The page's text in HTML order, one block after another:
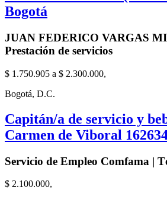
Bogotá
JUAN FEDERICO VARGAS
Prestación de servicios
$ 1.750.905 a $ 2.300.000,
Bogotá, D.C.
Capitán/a de servicio y
Carmen de Viboral
Servicio de Empleo Comfama |
$ 2.100.000,